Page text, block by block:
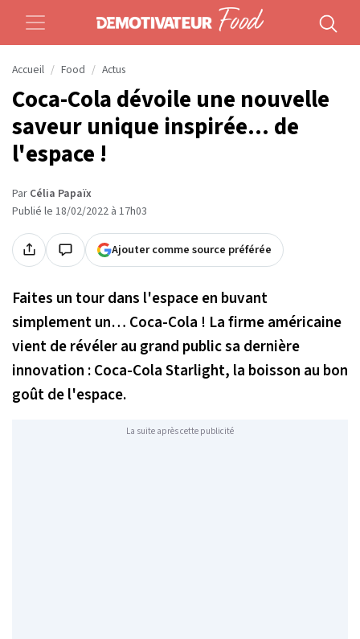
Accueil Food Actus
Coca-Cola dévoile une nouvelle
saveur unique inspirée... de
l'espace !
Par Célia Papaïx
Publié le 18/02/2022 à 17h03
Ajouter comme source préférée
Faites un tour dans l'espace en buvant
simplement un… Coca-Cola ! La firme américaine
vient de révéler au grand public sa dernière
innovation : Coca-Cola Starlight, la boisson au bon
goût de l'espace.
La suite après cette publicité